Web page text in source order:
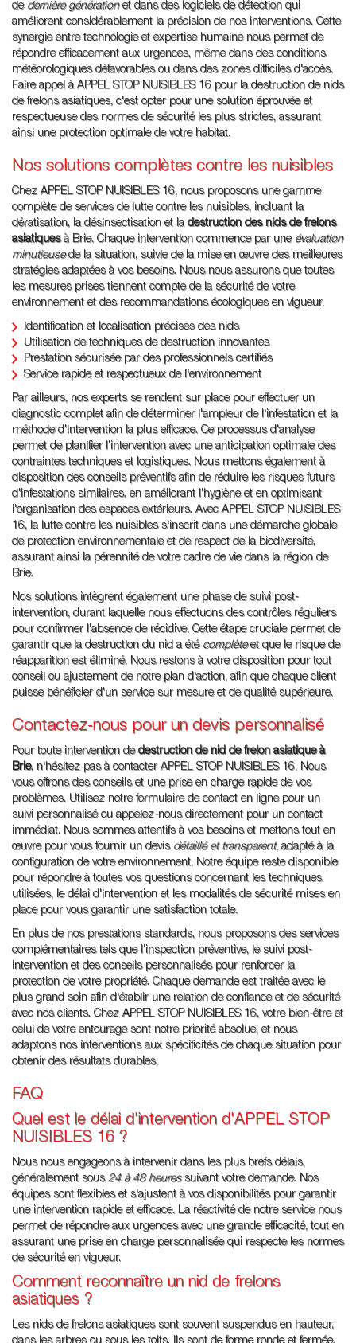
de dernière générationet dans des logiciels de détection qui
améliorent considérablement la précision de nos interventions. Cette
synergie entre technologie et expertise humaine nous permet de
répondre efficacement aux urgences, même dans des conditions
météorologiques défavorables ou dans des zones difficiles d'accès.
Faire appel à APPEL STOP NUISIBLES 16 pour la destruction de nids
de frelons asiatiques, c'est opter pour une solution éprouvée et
respectueuse des normes de sécurité les plus strictes, assurant
ainsi une protection optimale de votre habitat.
Nos solutions complètes contre les nuisibles
Chez APPEL STOP NUISIBLES 16, nous proposons une gamme
complète de services de lutte contre les nuisibles, incluant la
dératisation, la désinsectisation et la destruction des nids de frelons
asiatiquesà Brie. Chaque intervention commence par une évaluation
minutieusede la situation, suivie de la mise en œuvre des meilleures
stratégies adaptées à vos besoins. Nous nous assurons que toutes
les mesures prises tiennent compte de la sécurité de votre
environnement et des recommandations écologiques en vigueur.
Identification et localisation précises des nids
Utilisation de techniques de destruction innovantes
Prestation sécurisée par des professionnels certifiés
Service rapide et respectueux de l'environnement
Par ailleurs, nos experts se rendent sur place pour effectuer un
diagnostic complet afin de déterminer l'ampleur de l'infestation et la
méthode d'intervention la plus efficace. Ce processus d'analyse
permet de planifier l'intervention avec une anticipation optimale des
contraintes techniques et logistiques. Nous mettons également à
disposition des conseils préventifs afin de réduire les risques futurs
d'infestations similaires, en améliorant l'hygiène et en optimisant
l'organisation des espaces extérieurs. Avec APPEL STOP NUISIBLES
16, la lutte contre les nuisibles s'inscrit dans une démarche globale
de protection environnementale et de respect de la biodiversité,
assurant ainsi la pérennité de votre cadre de vie dans la région de
Brie.
Nos solutions intègrent également une phase de suivi post-
intervention, durant laquelle nous effectuons des contrôles réguliers
pour confirmer l'absence de récidive. Cette étape cruciale permet de
garantir que la destruction du nid a été complèteet que le risque de
réapparition est éliminé. Nous restons à votre disposition pour tout
conseil ou ajustement de notre plan d'action, afin que chaque client
puisse bénéficier d'un service sur mesure et de qualité supérieure.
Contactez-nous pour un devis personnalisé
Pour toute intervention de destruction de nid de frelon asiatique à
Brie, n'hésitez pas à contacter APPEL STOP NUISIBLES 16. Nous
vous offrons des conseils et une prise en charge rapide de vos
problèmes. Utilisez notre formulaire de contact en ligne pour un
suivi personnalisé ou appelez-nous directement pour un contact
immédiat. Nous sommes attentifs à vos besoins et mettons tout en
œuvre pour vous fournir un devis détaillé et transparent, adapté à la
configuration de votre environnement. Notre équipe reste disponible
pour répondre à toutes vos questions concernant les techniques
utilisées, le délai d'intervention et les modalités de sécurité mises en
place pour vous garantir une satisfaction totale.
En plus de nos prestations standards, nous proposons des services
complémentaires tels que l'inspection préventive, le suivi post-
intervention et des conseils personnalisés pour renforcer la
protection de votre propriété. Chaque demande est traitée avec le
plus grand soin afin d'établir une relation de confiance et de sécurité
avec nos clients. Chez APPEL STOP NUISIBLES 16, votre bien-être et
celui de votre entourage sont notre priorité absolue, et nous
adaptons nos interventions aux spécificités de chaque situation pour
obtenir des résultats durables.
FAQ
Quel est le délai d'intervention d'APPEL STOP
NUISIBLES 16 ?
Nous nous engageons à intervenir dans les plus brefs délais,
généralement sous 24 à 48 heuressuivant votre demande. Nos
équipes sont flexibles et s'ajustent à vos disponibilités pour garantir
une intervention rapide et efficace. La réactivité de notre service nous
permet de répondre aux urgences avec une grande efficacité, tout en
assurant une prise en charge personnalisée qui respecte les normes
de sécurité en vigueur.
Comment reconnaître un nid de frelons
asiatiques ?
Les nids de frelons asiatiques sont souvent suspendus en hauteur,